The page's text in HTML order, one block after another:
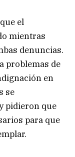
el
mientras
denuncias.
problemas de
en
se
pidieron que
para que